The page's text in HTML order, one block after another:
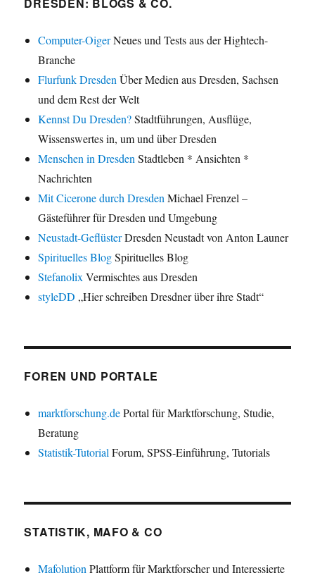
Computer-OigerNeues und Tests aus der Hightech-
Branche
Flurfunk Dresden Über Medien aus Dresden, Sachsen
und dem Rest der Welt
Kennst Du Dresden?Stadtführungen, Ausflüge,
Wissenswertes in, um und über Dresden
Menschen in Dresden Stadtleben * Ansichten *
Nachrichten
Mit Cicerone durch Dresden Michael Frenzel –
Gästeführer für Dresden und Umgebung
Neustadt-GeflüsterDresden Neustadt von Anton Launer
Spirituelles BlogSpirituelles Blog
Stefanolix Vermischtes aus Dresden
styleDD „Hier schreiben Dresdner über ihre Stadt“
FOREN UND PORTALE
marktforschung.dePortal für Marktforschung, Studie,
Beratung
Statistik-Tutorial Forum, SPSS-Einführung, Tutorials
STATISTIK, MAFO & CO
Mafolution Plattform für Marktforscher und Interessierte